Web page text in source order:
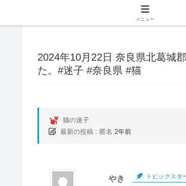
2024年10月22日 奈良県北葛城
た。#迷子 #奈良県 #猫
猫の迷子
最新の投稿 : 匿名 2年前
やき トピックスタ
メニュー